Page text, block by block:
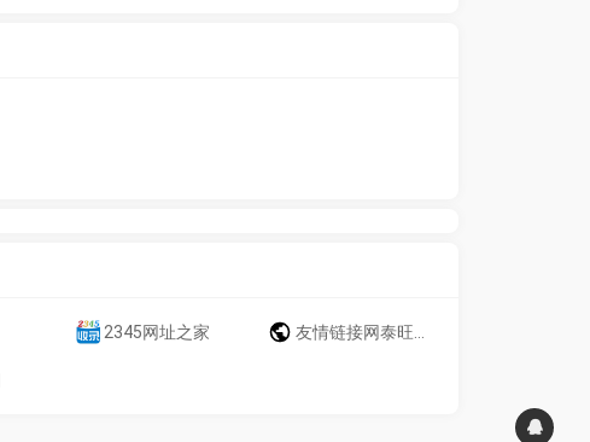
2345网址之家 友情链接网泰旺运链接导航自动秒收录，网址大全网址导航免费自动收录